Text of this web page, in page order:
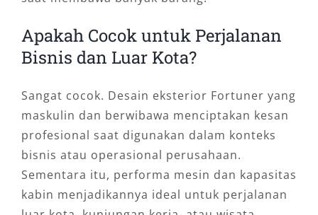
Apakah Cocok untuk Perjalanan
Bisnis dan Luar Kota?
Sangat cocok. Desain eksterior Fortuner yang
maskulin dan berwibawa menciptakan kesan
profesional saat digunakan dalam konteks
bisnis atau operasional perusahaan.
Sementara itu, performa mesin dan kapasitas
kabin menjadikannya ideal untuk perjalanan